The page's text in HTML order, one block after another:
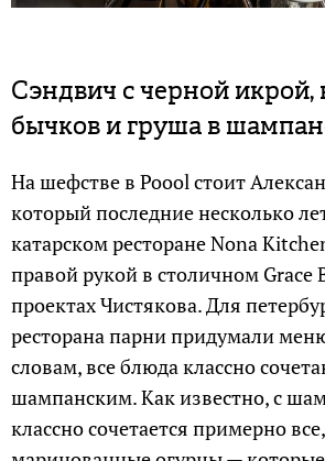
Сэндвич с черной икрой,
бычков и груша в
На шефстве в Poool стоит
который последние несколько
катарском ресторане Nona
правой рукой в столичном Grace
проектах Чистякова. Для
ресторана парни придумали
словам, все блюда классно
шампанским. Как известно, с
классно сочетается примерно